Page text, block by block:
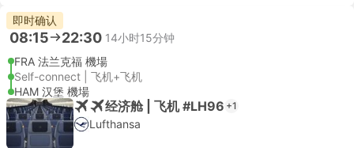
即时确认
08:15 22:30 14小时15分钟
FRA 法兰克福 機場
Self-connect | 飞机+飞机
HAM 汉堡 機場
经济舱 | 飞机 #LH96 +1
Lufthansa